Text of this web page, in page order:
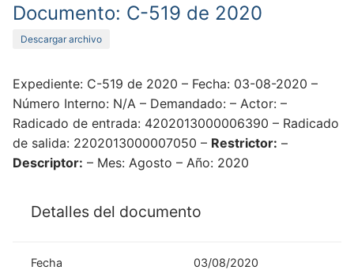
Documento: C-519 de 2020
Descargar archivo
Expediente: C-519 de 2020 – Fecha: 03-08-2020 –
Número Interno: N/A – Demandado: – Actor: –
Radicado de entrada: 4202013000006390 – Radicado
de salida: 2202013000007050 – Restrictor: –
Descriptor: – Mes: Agosto – Año: 2020
Detalles del documento
Fecha 03/08/2020